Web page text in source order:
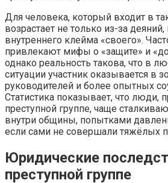
Для человека, который входит в
возрастает не только из-за деяний,
внутреннего клейма «своего».
привлекают мифы о «защите» и
однако реальность такова, что в
ситуации участник оказывается в
руководителей и более опытных
Статистика показывает, что люди,
преступной группе, чаще
внутри общины, попытками
если сами не совершали тяжёлых
Юридические
преступной группе